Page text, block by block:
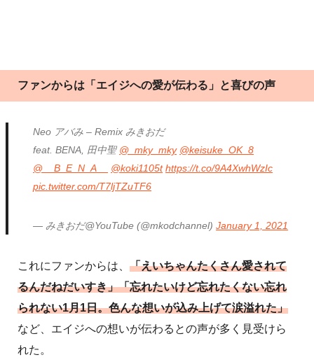
ファンからは「エイジへの愛が伝わる」と喜びの声
Neo アバみ – Remix みきおだ
feat. BENA, 田中聖 @_mky_mky @keisuke_OK_8
@__B_E_N_A__
@koki1105t https://t.co/9A4XwhWzIc
pic.twitter.com/T7ljTZuTF6
— みきおだ@YouTube (@mkodchannel)January 1, 2021
これにファンからは、 「えいちゃんたくさん愛されて
るんだねだいすき」「忘れたいけど忘れたくない忘れ
られない1月1日。色んな想いが込み上げて涙溢れた」
など、エイジへの想いが伝わるとの声が多く見受けら
れた。